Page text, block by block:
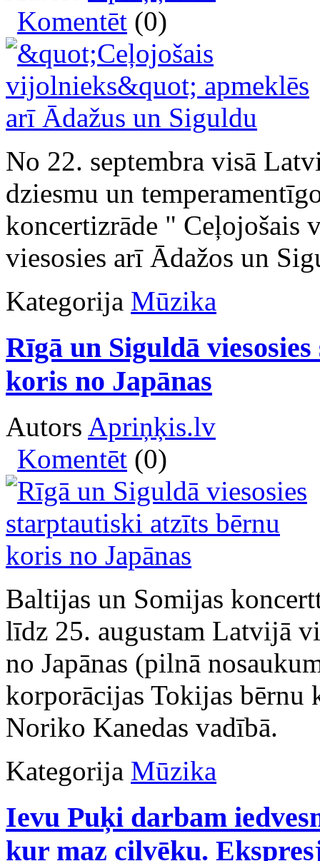
Komentēt (0)
No 22. septembra visā
dziesmu un
koncertizrāde " Ceļojošais
viesosies arī Ādažos un
Kategorija Mūzika
Rīgā un Siguldā
koris no Japānas
Autors Apriņķis.lv
Komentēt (0)
Baltijas un Somijas
līdz 25. augustam Latvijā
no Japānas (pilnā
korporācijas Tokijas
Noriko Kanedas vadībā.
Kategorija Mūzika
Ievu Puķi darbam
kur maz cilvēku.